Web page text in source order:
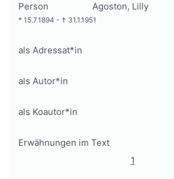
Person Agoston, Lilly
* 15.7.1894 - † 31.1.1951
als Adressat*in
als Autor*in
als Koautor*in
Erwähnungen im Text
1